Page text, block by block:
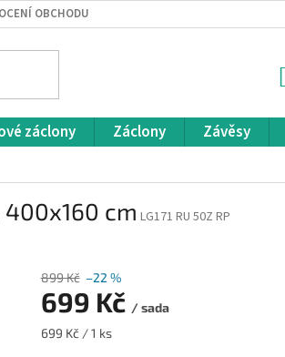
OBCHODU
záclony Záclony Závěsy
cm LG171 RU 50Z RP
899 Kč –22 %
699 Kč / sada
Měrná
699 Kč / 1 ks